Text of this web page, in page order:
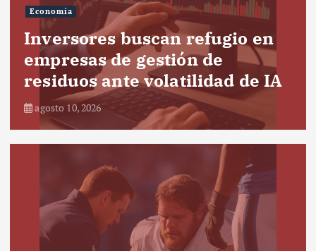
Economía
Inversores buscan refugio en
empresas de gestión de
residuos ante volatilidad de IA
agosto 10, 2026